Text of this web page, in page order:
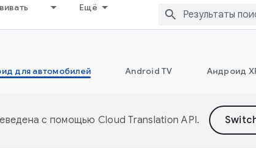
Ещё
для автомобилей Android TV Андроид
с помощью Cloud Translation API.